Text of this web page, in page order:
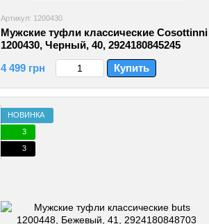
Артикул: 1200430
Мужские туфли классические Cosottinni
1200430, Черный, 40, 2924180845245
4 499 грн
Купить
НОВИНКА
3
3